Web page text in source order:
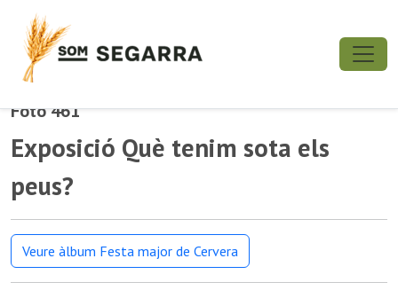
Foto 461
Exposició Què tenim sota els
peus?
Veure àlbum Festa major de Cervera